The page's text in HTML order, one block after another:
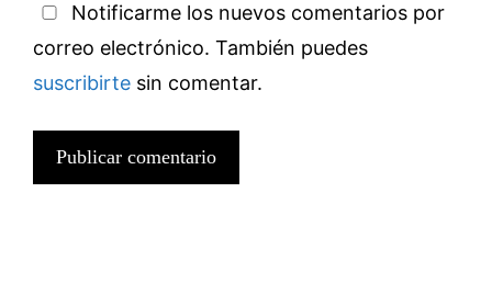
Notificarme los nuevos comentarios por
correo electrónico. También puedes
suscribirte sin comentar.